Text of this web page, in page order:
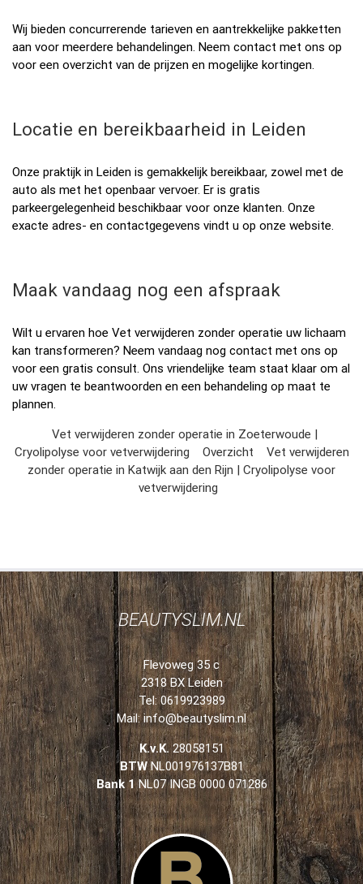
Wij bieden concurrerende tarieven en aantrekkelijke pakketten
aan voor meerdere behandelingen. Neem contact met ons op
voor een overzicht van de prijzen en mogelijke kortingen.
Locatie en bereikbaarheid in Leiden
Onze praktijk in Leiden is gemakkelijk bereikbaar, zowel met de
auto als met het openbaar vervoer. Er is gratis
parkeergelegenheid beschikbaar voor onze klanten. Onze
exacte adres- en contactgegevens vindt u op onze website.
Maak vandaag nog een afspraak
Wilt u ervaren hoe Vet verwijderen zonder operatie uw lichaam
kan transformeren? Neem vandaag nog contact met ons op
voor een gratis consult. Ons vriendelijke team staat klaar om al
uw vragen te beantwoorden en een behandeling op maat te
plannen.
Vet verwijderen zonder operatie in Zoeterwoude |
Cryolipolyse voor vetverwijdering
Overzicht
Vet verwijderen
zonder operatie in Katwijk aan den Rijn | Cryolipolyse voor
vetverwijdering
BEAUTYSLIM.NL
Flevoweg 35 c
2318 BX Leiden
Tel: 0619923989
Mail:info@beautyslim.nl
K.v.K.28058151
BTWNL001976137B81
Bank 1NL07 INGB 0000 071286